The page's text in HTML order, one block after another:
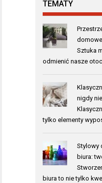
TEMATY
Sztuka
odmienić nasze
nigdy
tylko elementy
Stylowy
biura:
biura to nie tylko